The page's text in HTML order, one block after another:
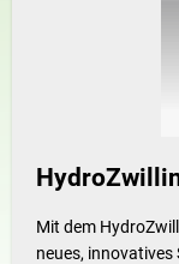
Mit dem
neues,